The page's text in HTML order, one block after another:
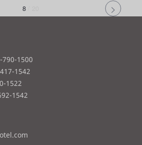
8/
1500
1542
1522
1542